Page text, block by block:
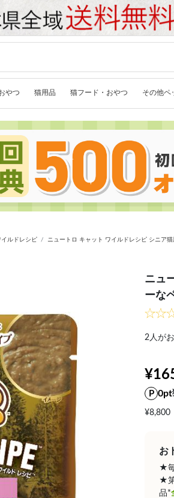
やつ 猫用品 猫フード・おやつ その他ペ
イルドレシピ ニュートロ キャット ワイルドレシピ シニア
ニュ
ーな
2人が
0pt
¥8,800
お
★
★
品*